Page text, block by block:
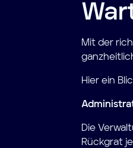
Mit der
Hier ein
Die
Rückgrat